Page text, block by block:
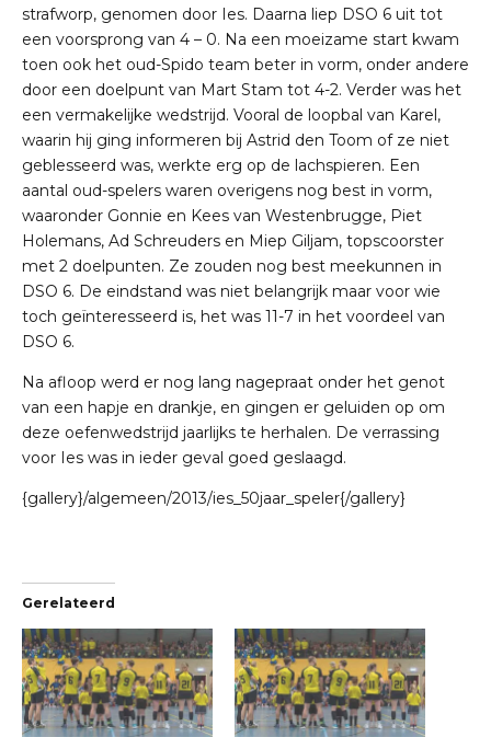
strafworp, genomen door Ies. Daarna liep DSO 6 uit tot
een voorsprong van 4 – 0. Na een moeizame start kwam
toen ook het oud-Spido team beter in vorm, onder andere
door een doelpunt van Mart Stam tot 4-2. Verder was het
een vermakelijke wedstrijd. Vooral de loopbal van Karel,
waarin hij ging informeren bij Astrid den Toom of ze niet
geblesseerd was, werkte erg op de lachspieren. Een
aantal oud-spelers waren overigens nog best in vorm,
waaronder Gonnie en Kees van Westenbrugge, Piet
Holemans, Ad Schreuders en Miep Giljam, topscoorster
met 2 doelpunten. Ze zouden nog best meekunnen in
DSO 6. De eindstand was niet belangrijk maar voor wie
toch geïnteresseerd is, het was 11-7 in het voordeel van
DSO 6.
Na afloop werd er nog lang nagepraat onder het genot
van een hapje en drankje, en gingen er geluiden op om
deze oefenwedstrijd jaarlijks te herhalen. De verrassing
voor Ies was in ieder geval goed geslaagd.
{gallery}/algemeen/2013/ies_50jaar_speler{/gallery}
Gerelateerd